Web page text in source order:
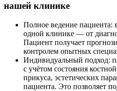
нашей клинике
Полное ведение пациента:
одной клинике — от
Пациент получает
контролем опытных
Индивидуальный подход:
с учётом состояния
прикуса, эстетических
пациента. Это позволяет